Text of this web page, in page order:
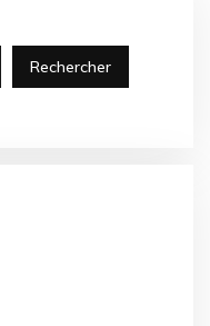
Rechercher